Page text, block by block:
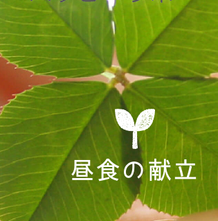
昼食の献立